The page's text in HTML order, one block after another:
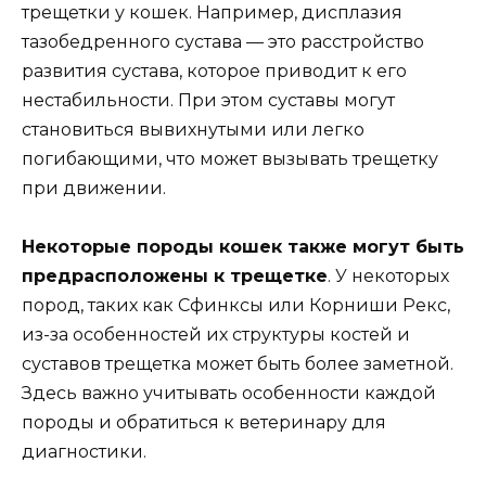
трещетки у кошек. Например, дисплазия
тазобедренного сустава — это расстройство
развития сустава, которое приводит к его
нестабильности. При этом суставы могут
становиться вывихнутыми или легко
погибающими, что может вызывать трещетку
при движении.
Некоторые породы кошек также могут быть
предрасположены к трещетке. У некоторых
пород, таких как Сфинксы или Корниши Рекс,
из-за особенностей их структуры костей и
суставов трещетка может быть более заметной.
Здесь важно учитывать особенности каждой
породы и обратиться к ветеринару для
диагностики.